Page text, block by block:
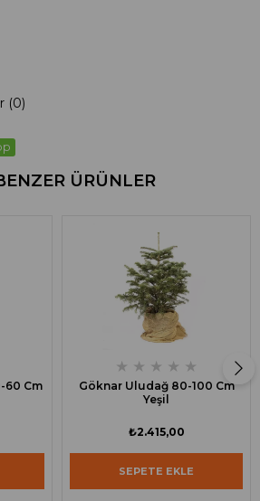
(0)
ÜRÜNLER
60 Cm
★ ★ ★ ★ ★
Göknar Uludağ 80-100 Cm
Yeşil
₺2.415,00
SEPETE EKLE